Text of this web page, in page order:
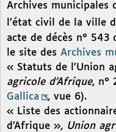
Archives municipales
l’état civil de la ville
acte de décès n°
le site des Archives
« Statuts de l’Union
agricole d’Afrique, n°
Gallica
, vue 6).
« Liste des
d’Afrique », Union